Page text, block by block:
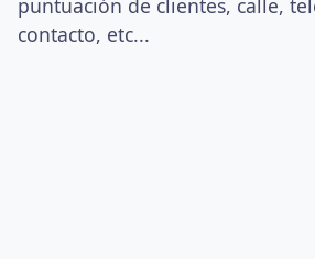
puntuación de clientes, calle,
contacto, etc...